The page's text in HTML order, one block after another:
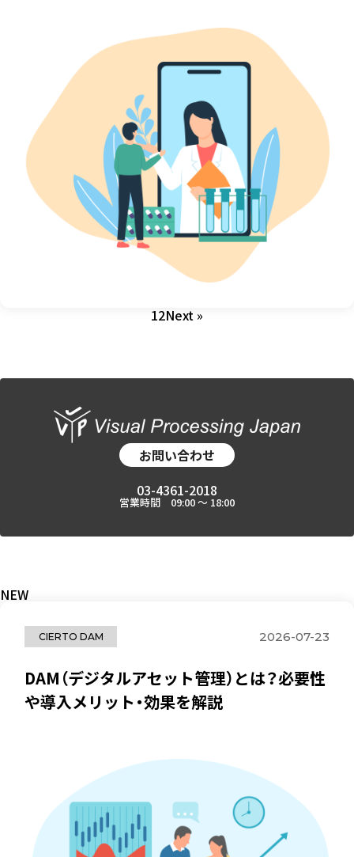
12Next »
お問い合わせ
03-4361-2018
営業時間 09:00 〜 18:00
NEW
CIERTO DAM 2026-07-23
DAM（デジタルアセット管理）とは？必要性
や導入メリット・効果を解説